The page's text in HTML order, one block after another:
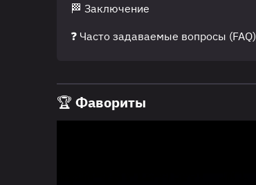
🏁 Заключение
❓ Часто задаваемые вопросы (FAQ)
🏆 Фавориты